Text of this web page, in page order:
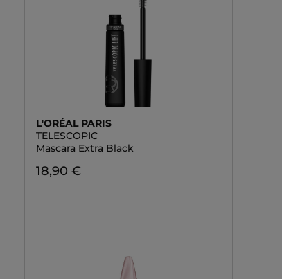
L'ORÉAL PARIS
TELESCOPIC
Mascara Extra Black
18,90 €